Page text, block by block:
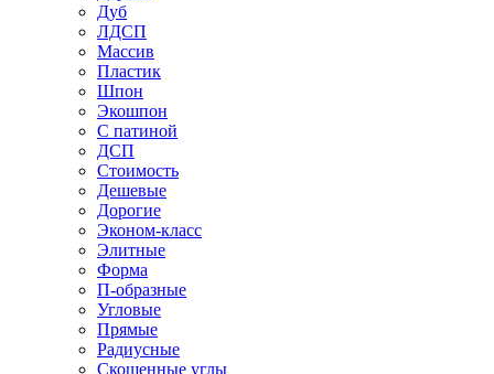
Дуб
ЛДСП
Массив
Пластик
Шпон
Экошпон
С патиной
ДСП
Стоимость
Дешевые
Дорогие
Эконом-класс
Элитные
Форма
П-образные
Угловые
Прямые
Радиусные
Скошенные углы